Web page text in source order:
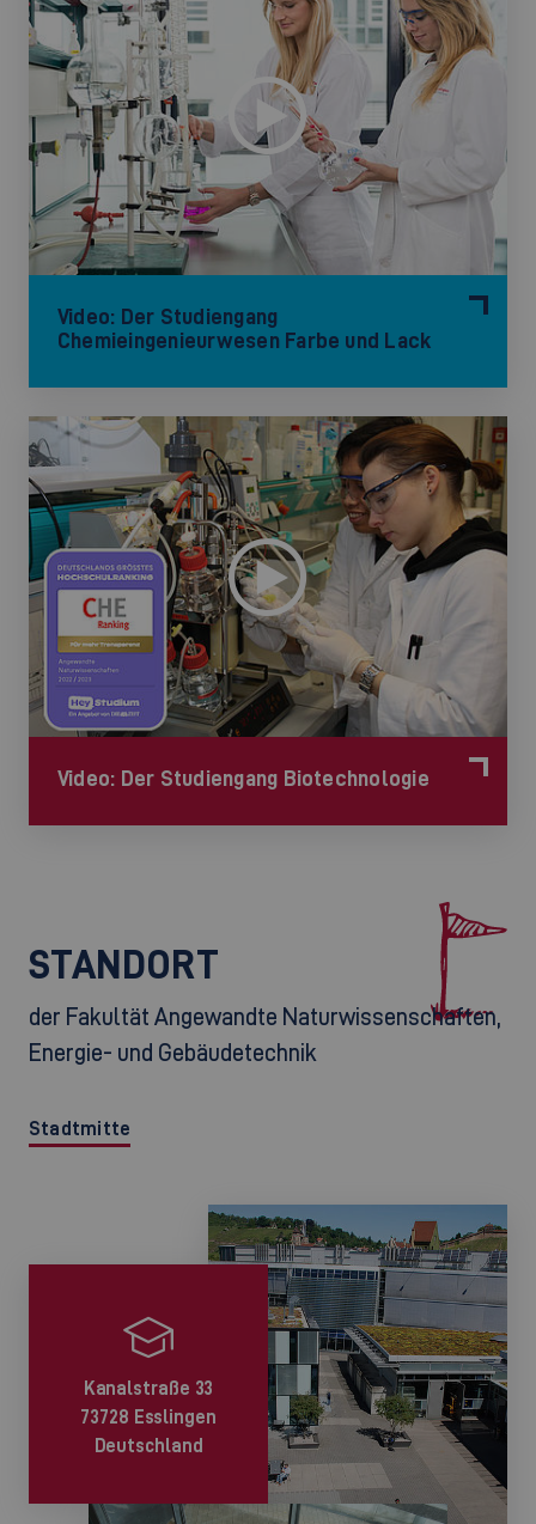
Video: Der Studiengang
Chemieingenieurwesen Farbe und Lack
Video: Der Studiengang Biotechnologie
STANDORT
der Fakultät Angewandte Naturwissenschaften,
Energie- und Gebäudetechnik
Stadtmitte
Kanalstraße 33
73728 Esslingen
Deutschland